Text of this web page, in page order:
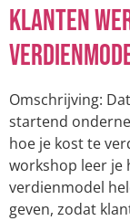
Klanten
Omschrijving:
startend
hoe je kost te
workshop leer je
verdienmodel
geven, zodat